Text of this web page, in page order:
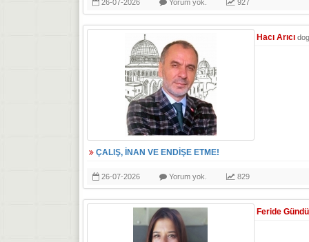
26-07-2026 Yorum yok. 927
Hacı Arıcı
ÇALIŞ, İNAN VE ENDİŞE ETME!
26-07-2026 Yorum yok. 829
Feride